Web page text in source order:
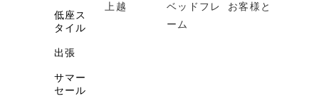
上越
ベッドフレ
ーム
お客様と
低座ス
タイル
出張
サマー
セール